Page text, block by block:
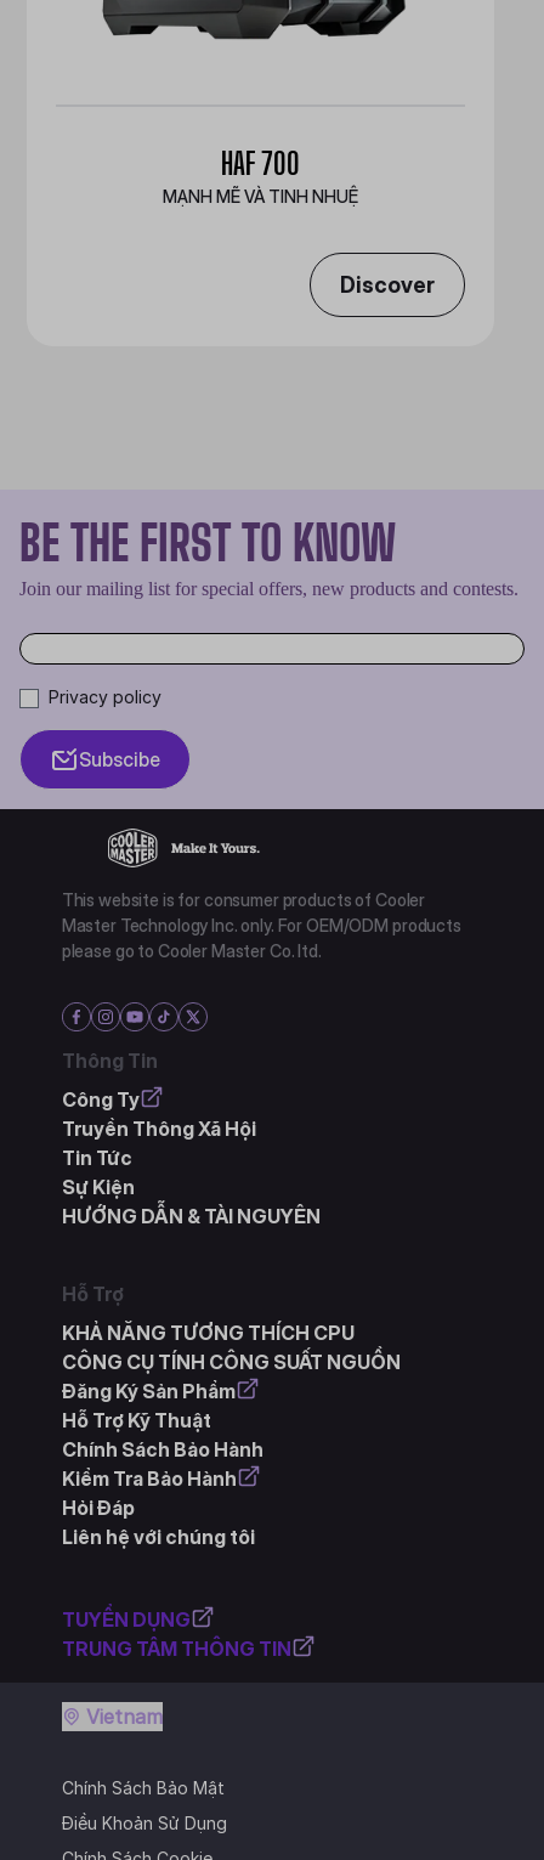
HAF 700
MẠNH MẼ VÀ TINH NHUỆ
Discover
BE THE FIRST TO KNOW
Join our mailing list for special offers, new products and contests.
Privacy policy
Subscibe
This website is for consumer products of Cooler
Master Technology Inc. only. For OEM/ODM products
please go to Cooler Master Co. ltd.
Thông Tin
Công Ty
Truyền Thông Xã Hội
Tin Tức
Sự Kiện
HƯỚNG DẪN & TÀI NGUYÊN
Hỗ Trợ
KHẢ NĂNG TƯƠNG THÍCH CPU
CÔNG CỤ TÍNH CÔNG SUẤT NGUỒN
Đăng Ký Sản Phẩm
Hỗ Trợ Kỹ Thuật
Chính Sách Bảo Hành
Kiểm Tra Bảo Hành
Hỏi Đáp
Liên hệ với chúng tôi
TUYỂN DỤNG
TRUNG TÂM THÔNG TIN
Chính Sách Bảo Mật
Điều Khoản Sử Dụng
Vietnam